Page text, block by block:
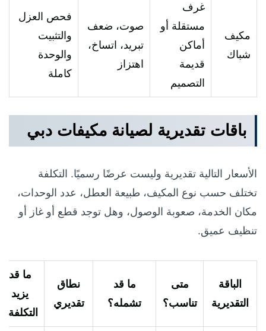
مكيف
شباك
غرف
مستقلة أو
أماكن
قديمة
التصميم
صوت، ضعف
تبريد، اتساخ،
اهتزاز
فحص العزل
والتثبيت
والوحدة
كاملة
باقات تقديرية لصيانة مكيفات دبي
الأسعار التالية تقديرية وليست عرضًا رسميًا. التكلفة
تختلف حسب نوع المكيف، طبيعة العطل، عدد الوحدات،
مكان الخدمة، صعوبة الوصول، وهل توجد قطع أو غاز أو
تنظيف عميق.
الباقة
التقديرية
متى
تناسب؟
ما قد
تشمله؟
نطاق
تقديري
ما قد
يزيد
التكلفة؟